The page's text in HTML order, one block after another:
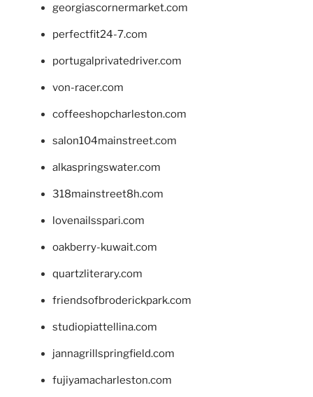
georgiascornermarket.com
perfectfit24-7.com
portugalprivatedriver.com
von-racer.com
coffeeshopcharleston.com
salon104mainstreet.com
alkaspringswater.com
318mainstreet8h.com
lovenailsspari.com
oakberry-kuwait.com
quartzliterary.com
friendsofbroderickpark.com
studiopiattellina.com
jannagrillspringfield.com
fujiyamacharleston.com